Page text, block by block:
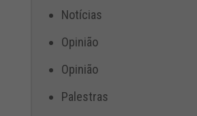
Notícias
Opinião
Opinião
Palestras